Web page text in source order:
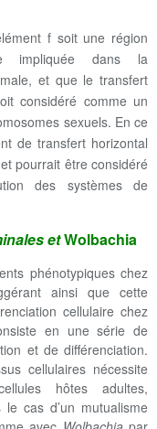
f soit une région
impliquée dans la
et que le transfert
considéré comme un
sexuels. En ce
de transfert horizontal
pourrait être considéré
des systèmes de
etWolbachia
phénotypiques chez
ainsi que cette
cellulaire chez
en une série de
et de différenciation.
cellulaires nécessite
hôtes adultes,
cas d’un mutualisme